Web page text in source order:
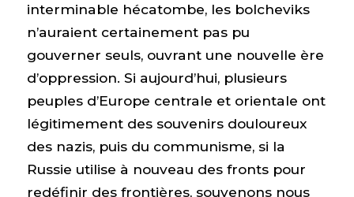
interminable hécatombe, les bolcheviks
n’auraient certainement pas pu
gouverner seuls, ouvrant une nouvelle ère
d’oppression. Si aujourd’hui, plusieurs
peuples d’Europe centrale et orientale ont
légitimement des souvenirs douloureux
des nazis, puis du communisme, si la
Russie utilise à nouveau des fronts pour
redéfinir des frontières, souvenons nous